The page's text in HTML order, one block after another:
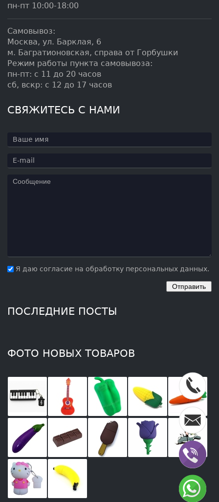
пн-пт 10:00-18:00
Самовывоз:
Москва, ул. Барклая, 6
м. Багратионовская, справа от Горбушки
Режим работы пункта самовывоза:
пн-пт: с 11 до 20 часов
сб, вскр: с 12 до 17 часов
СВЯЖИТЕСЬ С НАМИ
Я даю согласие на обработку персональных данных.
ПОСЛЕДНИЕ ПОСТЫ
ФОТО НОВЫХ ТОВАРОВ